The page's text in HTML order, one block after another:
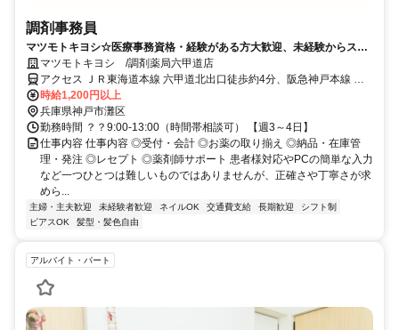
調剤事務員
マツモトキヨシ☆医療事務資格・経験がある方大歓迎、未経験からスタ
ートした仲間も多数活躍中！
マツモトキヨシ /調剤薬局六甲道店
アクセス ＪＲ東海道本線 六甲道北出口徒歩約4分、阪急神戸本線 六
甲出口3徒歩約6分、阪神本線/阪神なんば線 新在家徒歩約11分
時給1,200円以上
兵庫県神戸市灘区
勤務時間 ？？9:00-13:00（時間帯相談可） 【週3～4日】
仕事内容 仕事内容 ◎受付・会計 ◎お薬の取り揃え ◎納品・在庫管
理・発注 ◎レセプト ◎薬剤師サポート 患者様対応やPCの簡単な入力
など一つひとつは難しいものではありませんが、正確さや丁寧さが求
めら...
主婦・主夫歓迎 未経験者歓迎 ネイルOK 交通費支給 長期歓迎
シフト制
ピアスOK
髪型・髪色自由
アルバイト・パート